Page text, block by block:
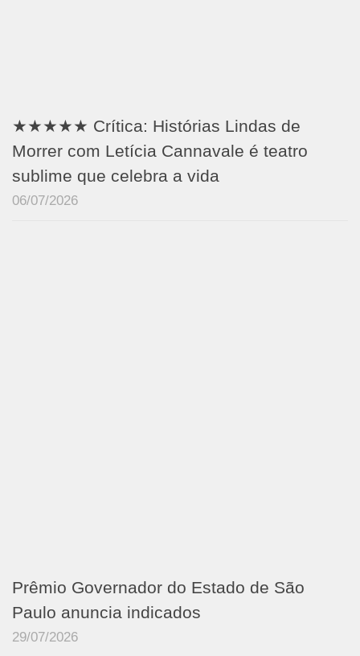
★★★★★ Crítica: Histórias Lindas de
Morrer com Letícia Cannavale é teatro
sublime que celebra a vida
06/07/2026
Prêmio Governador do Estado de São
Paulo anuncia indicados
29/07/2026